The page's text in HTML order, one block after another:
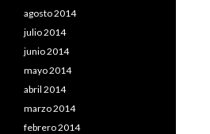
agosto 2014
julio 2014
junio 2014
mayo 2014
abril 2014
marzo 2014
febrero 2014